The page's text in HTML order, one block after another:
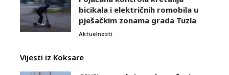
bicikala i električnih romobila u
pješačkim zonama grada Tuzla
Aktuelnosti
Vijesti iz Koksare